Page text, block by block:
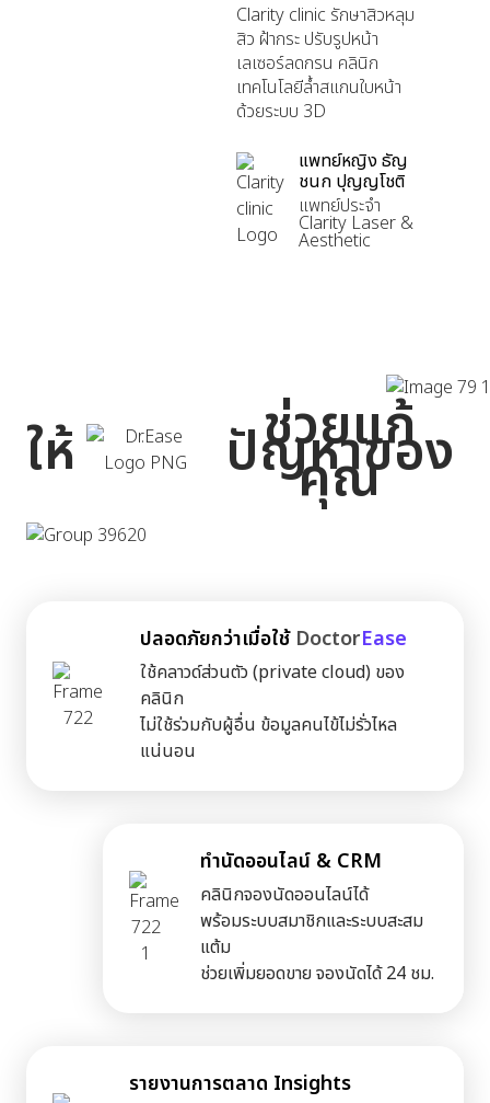
Clarity clinic รักษาสิวหลุม
สิว ฝ้ากระ ปรับรูปหน้า
เลเซอร์ลดกรน คลินิก
เทคโนโลยีล้ำสแกนใบหน้า
ด้วยระบบ 3D
แพทย์หญิง ธัญ
ชนก ปุญญโชติ
แพทย์ประจำ
Clarity Laser &
Aesthetic
ให้ ช่วยแก้
ปัญหาของ
คุณ
ปลอดภัยกว่าเมื่อใช้ DoctorEase
ใช้คลาวด์ส่วนตัว (private cloud) ของ
คลินิก
ไม่ใช้ร่วมกับผู้อื่น ข้อมูลคนไข้ไม่รั่วไหล
แน่นอน
ทำนัดออนไลน์ & CRM
คลินิกจองนัดออนไลน์ได้
พร้อมระบบสมาชิกและระบบสะสม
แต้ม
ช่วยเพิ่มยอดขาย จองนัดได้ 24 ชม.
รายงานการตลาด Insights